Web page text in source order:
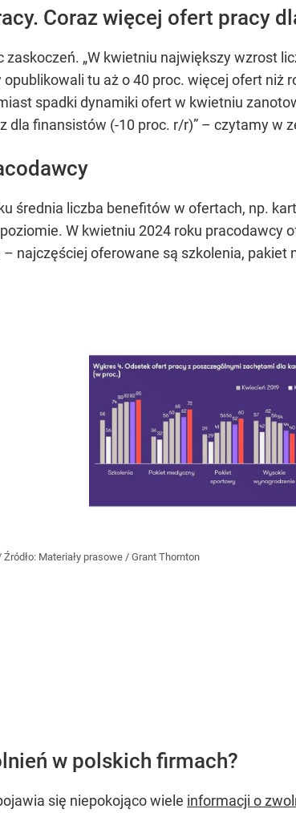
Coraz więcej ofert pracy
zaskoczeń. „W kwietniu największy wzrost
opublikowali tu aż o 40 proc. więcej ofert
spadki dynamiki ofert w kwietniu
dla finansistów (-10 proc. r/r)” – czytamy w
średnia liczba benefitów w ofertach, np.
W kwietniu 2024 roku pracodawcy
najczęściej oferowane są szkolenia,
Źródło: Materiały prasowe / Grant Thornton
w polskich firmach?
się niepokojąco wiele informacji o